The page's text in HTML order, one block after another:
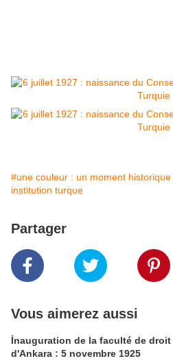
#une couleur : un moment historique
institution turque
Partager
Vous aimerez aussi
İnauguration de la faculté de droit
d'Ankara : 5 novembre 1925